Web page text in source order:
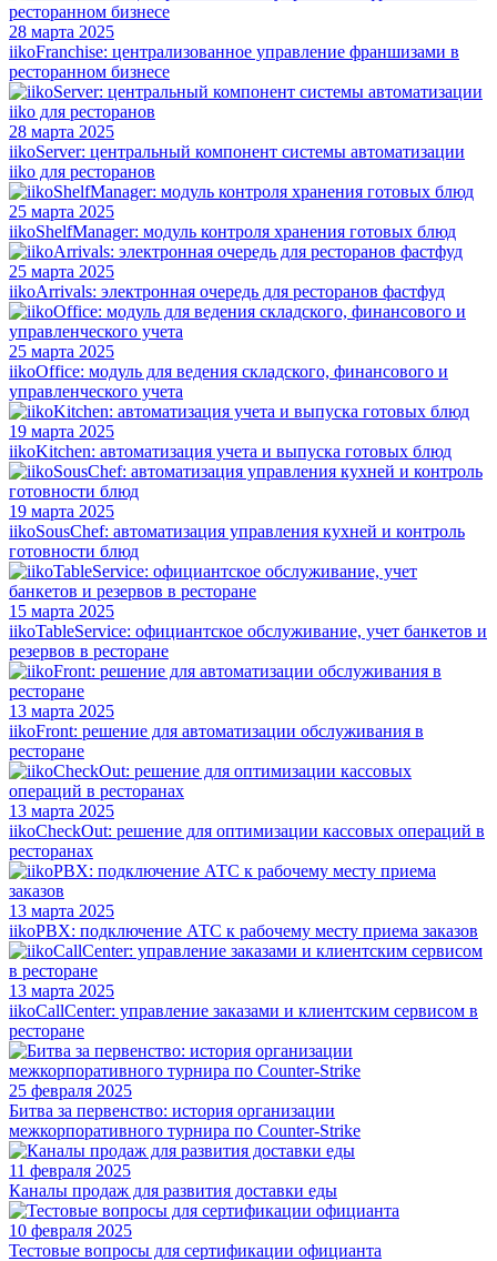
28 марта 2025
iikoFranchise: централизованное управление франшизами в
ресторанном бизнесе
28 марта 2025
iikoServer: центральный компонент системы автоматизации
iiko для ресторанов
25 марта 2025
iikoShelfManager: модуль контроля хранения готовых блюд
25 марта 2025
iikoArrivals: электронная очередь для ресторанов фастфуд
25 марта 2025
iikoOffice: модуль для ведения складского, финансового и
управленческого учета
19 марта 2025
iikoKitchen: автоматизация учета и выпуска готовых блюд
19 марта 2025
iikoSousChef: автоматизация управления кухней и контроль
готовности блюд
15 марта 2025
iikoTableService: официантское обслуживание, учет банкетов и
резервов в ресторане
13 марта 2025
iikoFront: решение для автоматизации обслуживания в
ресторане
13 марта 2025
iikoCheckOut: решение для оптимизации кассовых операций в
ресторанах
13 марта 2025
iikoPBX: подключение АТС к рабочему месту приема заказов
13 марта 2025
iikoCallCenter: управление заказами и клиентским сервисом в
ресторане
25 февраля 2025
Битва за первенство: история организации
межкорпоративного турнира по Counter-Strike
11 февраля 2025
Каналы продаж для развития доставки еды
10 февраля 2025
Тестовые вопросы для сертификации официанта